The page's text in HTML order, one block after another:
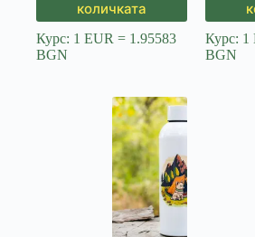
количката
Курс: 1 EUR = 1.95583
BGN
Курс: 1
BGN